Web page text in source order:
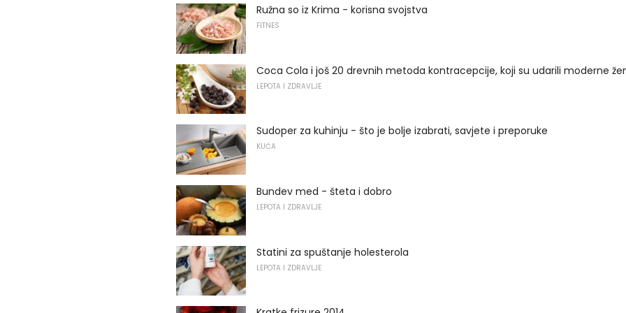
Ružna so iz Krima - korisna svojstva
FITNES
Coca Cola i još 20 drevnih metoda kontracepcije, koji su udarili moderne
LEPOTA I ZDRAVLJE
Sudoper za kuhinju - što je bolje izabrati, savjete i preporuke
KUĆA
Bundev med - šteta i dobro
LEPOTA I ZDRAVLJE
Statini za spuštanje holesterola
LEPOTA I ZDRAVLJE